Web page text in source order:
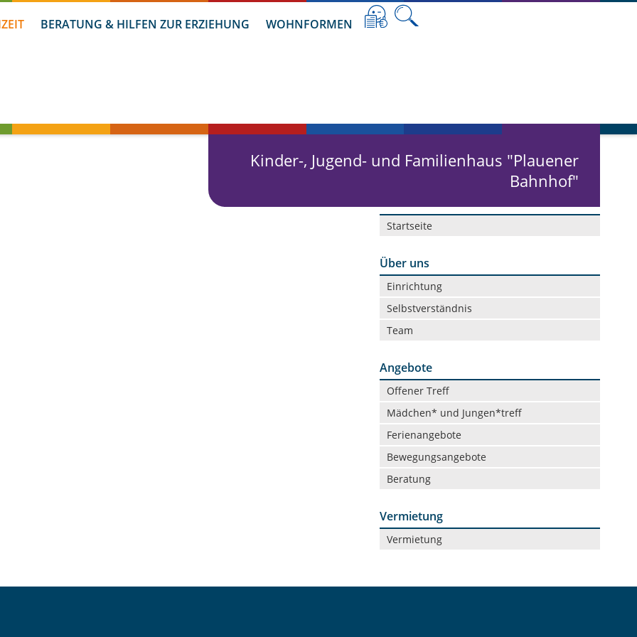
BERATUNG & HILFEN ZUR ERZIEHUNG WOHNFORMEN
Kinder-, Jugend- und Familienhaus "Plauener
Bahnhof"
Navigation
überspringen
Startseite
Über uns
Navigation
überspringen
Einrichtung
Selbstverständnis
Team
Angebote
Navigation
überspringen
Offener Treff
Mädchen* und Jungen*treff
Ferienangebote
Bewegungsangebote
Beratung
Vermietung
Navigation
überspringen
Vermietung